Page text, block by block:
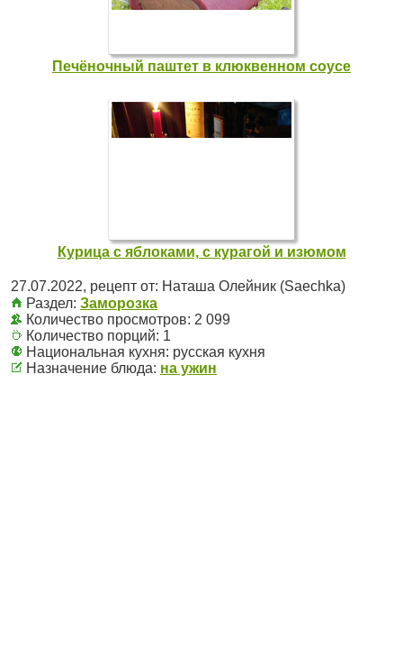
Печёночный паштет в клюквенном соусе
Курица с яблоками, с курагой и изюмом
27.07.2022, рецепт от: Наташа Олейник (Saechka)
Раздел: Заморозка
Количество просмотров: 2 099
Количество порций: 1
Национальная кухня: русская кухня
Назначение блюда: на ужин